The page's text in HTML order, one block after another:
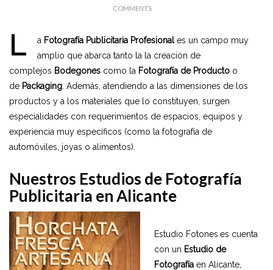
COMMENTS
L a Fotografía Publicitaria Profesionales un campo muy
amplio que abarca tanto la la creación de
complejos Bodegones como la Fotografía de Producto o
de Packaging . Además, atendiendo a las dimensiones de los
productos y a los materiales que lo constituyen, surgen
especialidades con requerimientos de espacios, equipos y
experiencia muy específicos (como la fotografía de
automóviles, joyas o alimentos).
Nuestros Estudios de Fotografía
Publicitaria en Alicante
Estudio Fotones.es cuenta
con un Estudio de
Fotografíaen Alicante,